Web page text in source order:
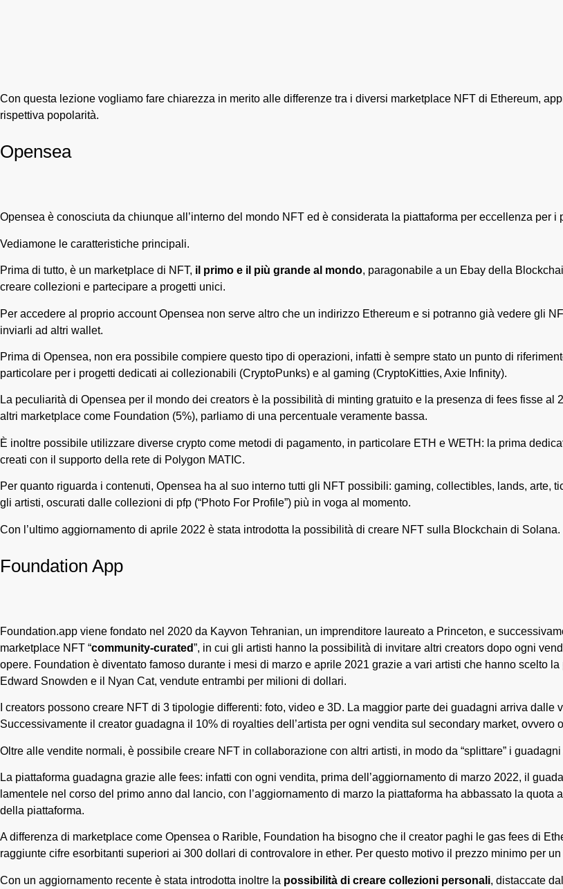
Con questa lezione vogliamo fare chiarezza in merito alle differenze tra i diversi marketplace NFT di Ethereum,
rispettiva popolarità.
Opensea
Opensea è conosciuta da chiunque all’interno del mondo NFT ed è considerata la piattaforma per eccellenza per i
Vediamone le caratteristiche principali.
Prima di tutto, è un marketplace di NFT, il primo e il più grande al mondo, paragonabile a un Ebay della
creare collezioni e partecipare a progetti unici.
Per accedere al proprio account Opensea non serve altro che un indirizzo Ethereum e si potranno già vedere gli
inviarli ad altri wallet.
Prima di Opensea, non era possibile compiere questo tipo di operazioni, infatti è sempre stato un punto di
particolare per i progetti dedicati ai collezionabili (CryptoPunks) e al gaming (CryptoKitties, Axie Infinity).
La peculiarità di Opensea per il mondo dei creators è la possibilità di minting gratuito e la presenza di fees fisse
altri marketplace come Foundation (5%), parliamo di una percentuale veramente bassa.
È inoltre possibile utilizzare diverse crypto come metodi di pagamento, in particolare ETH e WETH: la prima
creati con il supporto della rete di Polygon MATIC.
Per quanto riguarda i contenuti, Opensea ha al suo interno tutti gli NFT possibili: gaming, collectibles, lands, arte,
gli artisti, oscurati dalle collezioni di pfp (“Photo For Profile”) più in voga al momento.
Con l’ultimo aggiornamento di aprile 2022 è stata introdotta la possibilità di creare NFT sulla Blockchain di Solana.
Foundation App
Foundation.app viene fondato nel 2020 da Kayvon Tehranian, un imprenditore laureato a Princeton, e
marketplace NFT “community-curated”, in cui gli artisti hanno la possibilità di invitare altri creators dopo ogni
opere. Foundation è diventato famoso durante i mesi di marzo e aprile 2021 grazie a vari artisti che hanno scelto
Edward Snowden e il Nyan Cat, vendute entrambi per milioni di dollari.
I creators possono creare NFT di 3 tipologie differenti: foto, video e 3D. La maggior parte dei guadagni arriva
Successivamente il creator guadagna il 10% di royalties dell’artista per ogni vendita sul secondary market, ovvero
Oltre alle vendite normali, è possibile creare NFT in collaborazione con altri artisti, in modo da “splittare” i
La piattaforma guadagna grazie alle fees: infatti con ogni vendita, prima dell’aggiornamento di marzo 2022, il
lamentele nel corso del primo anno dal lancio, con l’aggiornamento di marzo la piattaforma ha abbassato la
della piattaforma.
A differenza di marketplace come Opensea o Rarible, Foundation ha bisogno che il creator paghi le gas fees di
raggiunte cifre esorbitanti superiori ai 300 dollari di controvalore in ether. Per questo motivo il prezzo minimo per
Con un aggiornamento recente è stata introdotta inoltre la possibilità di creare collezioni personali, distaccate